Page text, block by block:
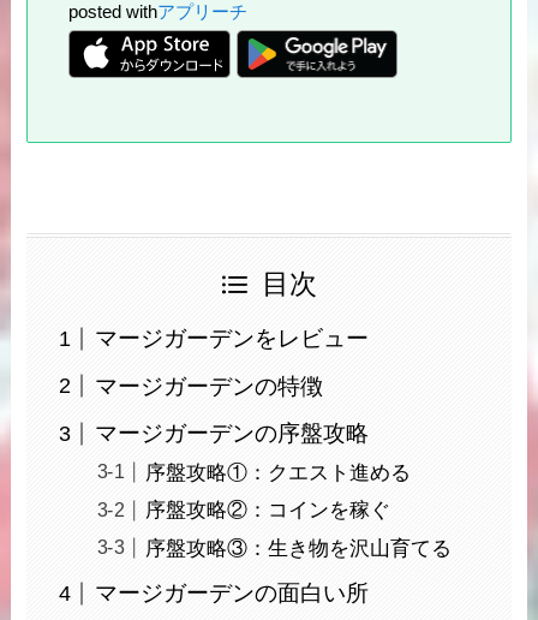
posted withアプリーチ
目次
マージガーデンをレビュー
マージガーデンの特徴
マージガーデンの序盤攻略
序盤攻略①：クエスト進める
序盤攻略②：コインを稼ぐ
序盤攻略③：生き物を沢山育てる
マージガーデンの面白い所